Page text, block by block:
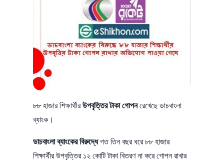
৮৮ হাজার শিক্ষার্থীরউপবৃত্তির টাকা গোপনরেখেছে ডাচবাংলা
ব্যাংক।
ডাচবাংলা ব্যাংকের বিরুদ্ধেগত তিন বছর ধরে ৮৮ হাজার
শিক্ষার্থীর উপবৃত্তির ১২ কোটি টাকা বিতরণ না করে গোপন রাখার